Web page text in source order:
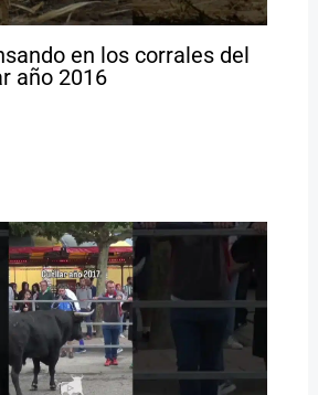
en los corrales del
año 2016